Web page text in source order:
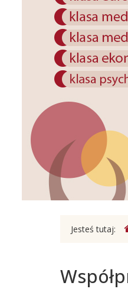
Sobieskiego
Legionowie
Gdzie
Jesteś tutaj: